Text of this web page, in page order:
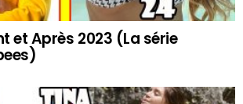
et Après 2023 (La série